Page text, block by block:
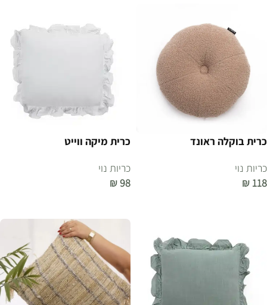
כרית בוקלה ראונד
כריות נוי
₪ 118
כרית מיקה ווייט
כריות נוי
₪98